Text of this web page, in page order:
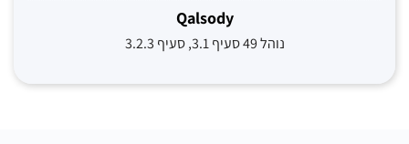
Qalsody
נוהל 49 סעיף 3.1, סעיף 3.2.3